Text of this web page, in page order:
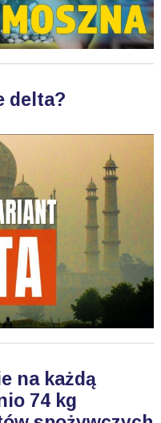
delta?
na każdą
74 kg